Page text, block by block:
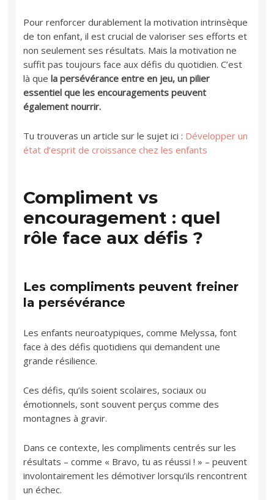
Pour renforcer durablement la motivation intrinsèque
de ton enfant, il est crucial de valoriser ses efforts et
non seulement ses résultats. Mais la motivation ne
suffit pas toujours face aux défis du quotidien. C’est
là quela persévérance entre en jeu, un pilier
essentiel que les encouragements peuvent
également nourrir.
Tu trouveras un article sur le sujet ici : Développer un
état d’esprit de croissance chez les enfants
Compliment vs
encouragement : quel
rôle face aux défis ?
Les compliments peuvent freiner
la persévérance
Les enfants neuroatypiques, comme Melyssa, font
face à des défis quotidiens qui demandent une
grande résilience.
Ces défis, qu’ils soient scolaires, sociaux ou
émotionnels, sont souvent perçus comme des
montagnes à gravir.
Dans ce contexte, les compliments centrés sur les
résultats – comme « Bravo, tu as réussi ! » – peuvent
involontairement les démotiver lorsqu’ils rencontrent
un échec.